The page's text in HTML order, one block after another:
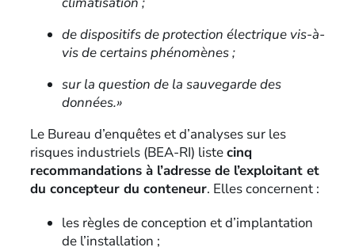
de dispositifs de protection électrique vis-à-
vis de certains phénomènes ;
sur la question de la sauvegarde des
données.»
Le Bureau d’enquêtes et d’analyses sur les
risques industriels (BEA-RI) listecinq
recommandations à l’adresse de l’exploitant et
du concepteur du conteneur. Elles concernent :
les règles de conception et d’implantation
de l’installation ;